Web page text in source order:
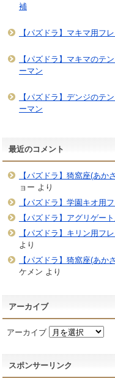
補
【パズドラ】マキマ用フ
【パズドラ】マキマのテ
ーマン
【パズドラ】デンジのテ
ーマン
最近のコメント
【パズドラ】猗窩座(あか
ョー より
【パズドラ】学園キオ用
【パズドラ】アグリゲー
【パズドラ】キリン用フ
より
【パズドラ】猗窩座(あか
ケメン より
アーカイブ
アーカイブ
スポンサーリンク